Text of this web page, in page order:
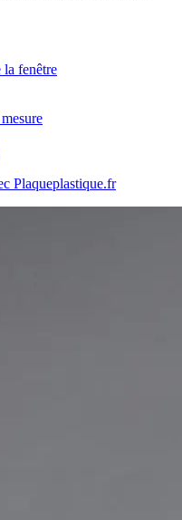
la fenêtre
Plaqueplastique.fr